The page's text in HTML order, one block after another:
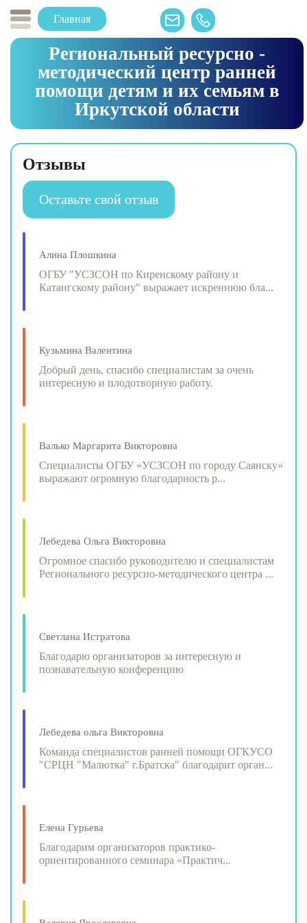
Главная
Региональный ресурсно -
методический центр ранней
помощи детям и их семьям в
Иркутской области
Отзывы
Оставьте свой отзыв
Алина Плошкина
ОГБУ "УСЗСОН по Киренскому району и
Катангскому району" выражает искреннюю бла...
Кузьмина Валентина
Добрый день, спасибо специалистам за очень
интересную и плодотворную работу.
Валько Маргарита Викторовна
Специалисты ОГБУ «УСЗСОН по городу Саянску»
выражают огромную благодарность р...
Лебедева Ольга Викторовна
Огромное спасибо руководителю и специалистам
Регионального ресурсно-методического центра ...
Светлана Истратова
Благодарю организаторов за интересную и
познавательную конференцию
Лебедева ольга Викторовна
Команда специалистов ранней помощи ОГКУСО
"СРЦН "Малютка" г.Братска" благодарит орган...
Елена Гурьева
Благодарим организаторов практико-
ориентированного семинара «Практич...